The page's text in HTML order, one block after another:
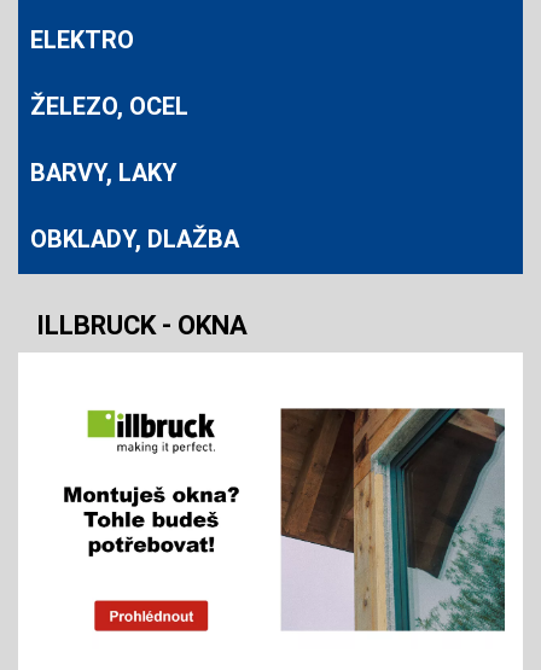
ELEKTRO
ŽELEZO, OCEL
BARVY, LAKY
OBKLADY, DLAŽBA
ILLBRUCK - OKNA